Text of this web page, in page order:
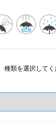
類を選択してく